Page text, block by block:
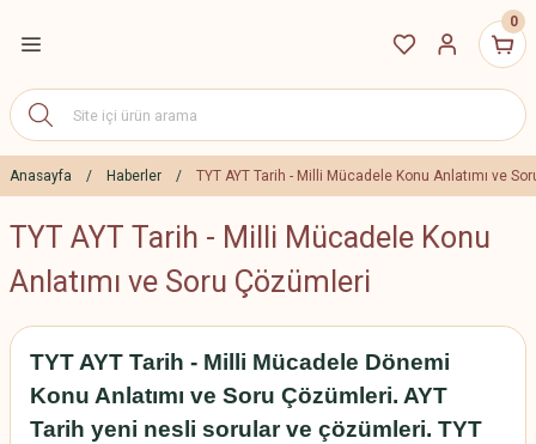
0
Anasayfa Haberler TYT AYT Tarih - Milli Mücadele Konu Anlatımı ve
TYT AYT Tarih - Milli Mücadele Konu
Anlatımı ve Soru Çözümleri
TYT AYT Tarih - Milli Mücadele Dönemi
Konu Anlatımı ve Soru Çözümleri. AYT
Tarih yeni nesli sorular ve çözümleri. TYT
DGS 2027 Eğitim
Paketleri
ALES 2027 Eğitim
Paketleri
Erken Kayıt İndirim
Paketleri